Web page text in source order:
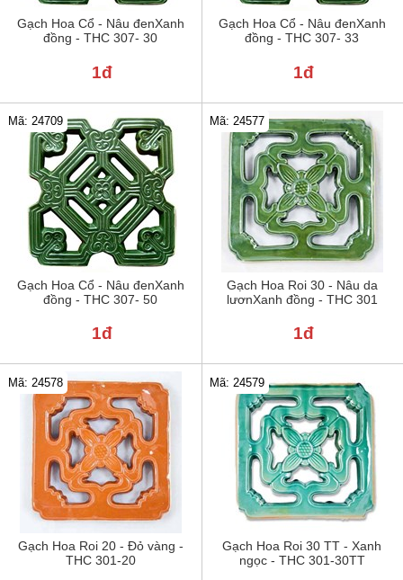
Gạch Hoa Cổ - Nâu đenXanh
đồng - THC 307- 30
1đ
Gạch Hoa Cổ - Nâu đenXanh
đồng - THC 307- 33
1đ
Gạch Hoa Cổ - Nâu đenXanh
đồng - THC 307- 50
Mã: 24709
1đ
Gạch Hoa Roi 30 - Nâu da
lươnXanh đồng - THC 301
Mã: 24577
1đ
Gạch Hoa Roi 20 - Đỏ vàng -
THC 301-20
Mã: 24578
Gạch Hoa Roi 30 TT - Xanh
ngọc - THC 301-30TT
Mã: 24579